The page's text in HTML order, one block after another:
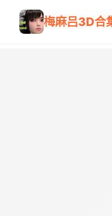
梅麻吕3D合